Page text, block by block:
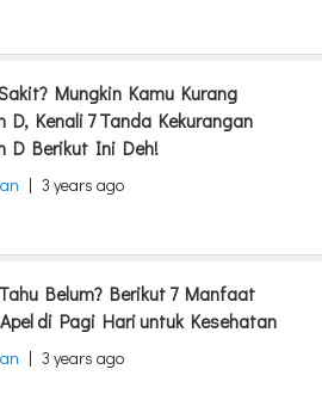
Mungkin Kamu Kurang
D, Kenali 7 Tanda Kekurangan
D Berikut Ini Deh!
| 3 years ago
Belum? Berikut 7 Manfaat
di Pagi Hari untuk Kesehatan
| 3 years ago